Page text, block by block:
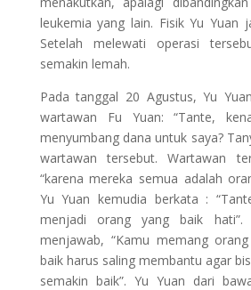
leukemia yang lain. Fisik Yu Yuan
Setelah melewati operasi
semakin lemah.
Pada tanggal 20 Agustus, Yu
wartawan Fu Yuan: “Tante,
menyumbang dana untuk saya?
wartawan tersebut. Wartawan
“karena mereka semua adalah
Yu Yuan kemudia berkata :
menjadi orang yang baik hati”.
menjawab, “Kamu memang
baik harus saling membantu agar
semakin baik”. Yu Yuan dari